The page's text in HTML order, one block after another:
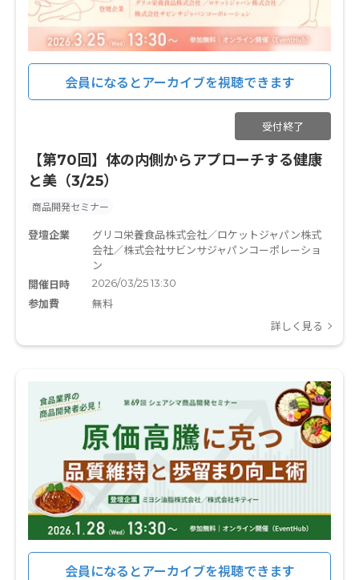
会員になるとアーカイブを視聴できます
受付終了
【第70回】体の内側からアプローチする健康
と美（3/25）
商品開発セミナー
登壇企業
グリコ栄養食品株式会社／ロケットジャパン株式
会社／株式会社サビンサジャパンコーポレーショ
ン
開催日時
2026/03/25 13:30
参加費
無料
詳しく見る
会員になるとアーカイブを視聴できます